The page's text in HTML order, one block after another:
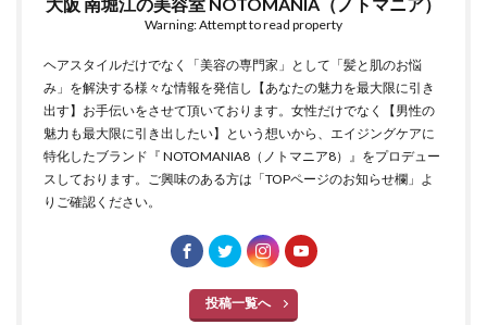
Warning: Attempt to read property
ヘアスタイルだけでなく「美容の専門家」として「髪と肌のお悩
み」を解決する様々な情報を発信し【あなたの魅力を最大限に引き
出す】お手伝いをさせて頂いております。女性だけでなく【男性の
魅力も最大限に引き出したい】という想いから、エイジングケアに
特化したブランド『 NOTOMANIA8（ノトマニア8）』をプロデュー
スしております。ご興味のある方は「TOPページのお知らせ欄」よ
りご確認ください。
投稿一覧へ